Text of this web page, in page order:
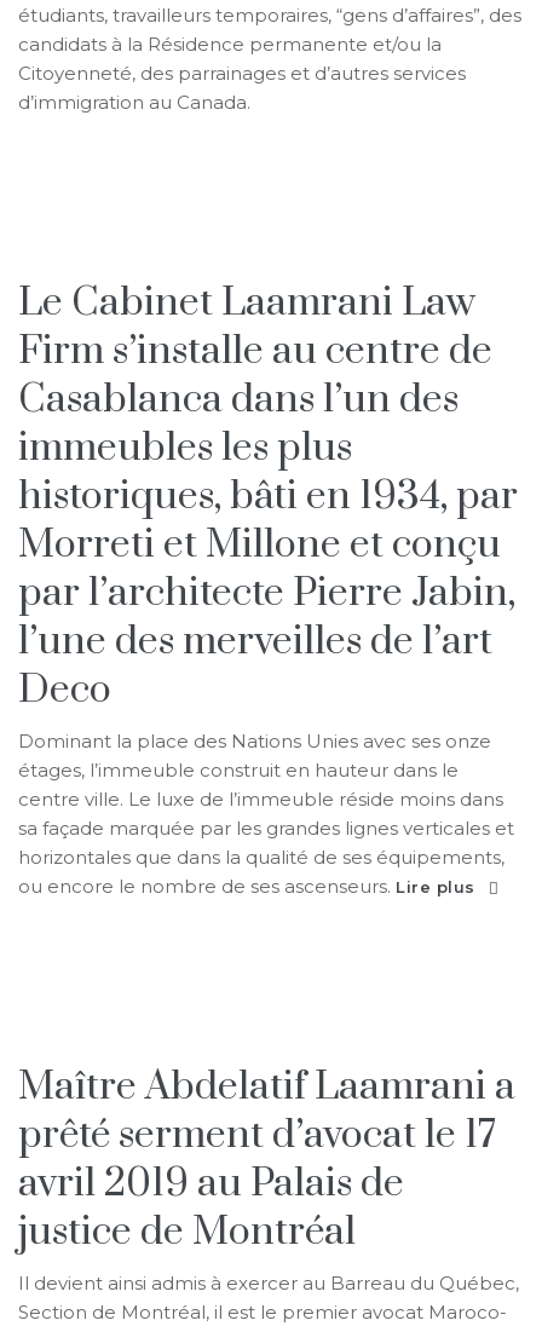
étudiants, travailleurs temporaires, “gens d’affaires”, des
candidats à la Résidence permanente et/ou la
Citoyenneté, des parrainages et d’autres services
d’immigration au Canada.
Le Cabinet Laamrani Law
Firm s’installe au centre de
Casablanca dans l’un des
immeubles les plus
historiques, bâti en 1934, par
Morreti et Millone et conçu
par l’architecte Pierre Jabin,
l’une des merveilles de l’art
Deco
Dominant la place des Nations Unies avec ses onze
étages, l’immeuble construit en hauteur dans le
centre ville. Le luxe de l’immeuble réside moins dans
sa façade marquée par les grandes lignes verticales et
horizontales que dans la qualité de ses équipements,
ou encore le nombre de ses ascenseurs. Lire plus
Maître Abdelatif Laamrani a
prêté serment d’avocat le 17
avril 2019 au Palais de
justice de Montréal
Il devient ainsi admis à exercer au Barreau du Québec,
Section de Montréal, il est le premier avocat Maroco-